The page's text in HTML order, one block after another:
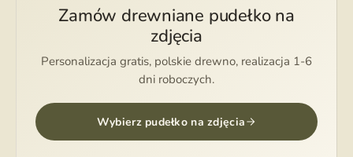
Zamów drewniane pudełko na
zdjęcia
Personalizacja gratis, polskie drewno, realizacja 1-6
dni roboczych.
Wybierz pudełko na zdjęcia